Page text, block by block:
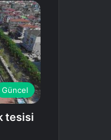
Güncel
tesisi